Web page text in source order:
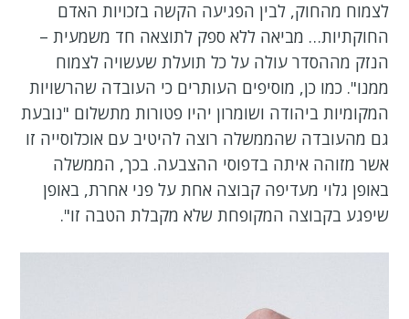
לצמוח מהחוק, לבין הפגיעה הקשה בזכויות האדם
החוקתיות… מביאה ללא ספק לתוצאה חד משמעית –
הנזק מההסדר עולה על כל תועלת שעשויה לצמוח
ממנו". כמו כן, מוסיפים העותרים כי העובדה שהרשויות
המקומיות ביהודה ושומרון יהיו פטורות מתשלום "נובעת
גם מהעובדה שהממשלה רוצה להיטיב עם אוכלוסייה זו
אשר מזוהה איתה בדפוסי ההצבעה. בכך, הממשלה
באופן גלוי מעדיפה קבוצה אחת על פני אחרת, באופן
שיפגע בקבוצה המקופחת שלא מקבלת הטבה זו".